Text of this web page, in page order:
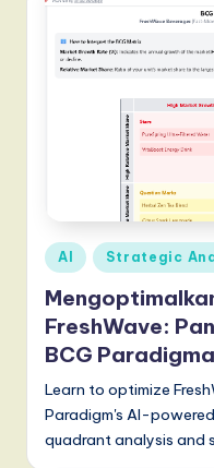
e
n
d
s
in
A
Posted
in
AI Strategic
FreshWave:
BCG
Learn to optimize
Paradigm's AI-
quadrant analysis and